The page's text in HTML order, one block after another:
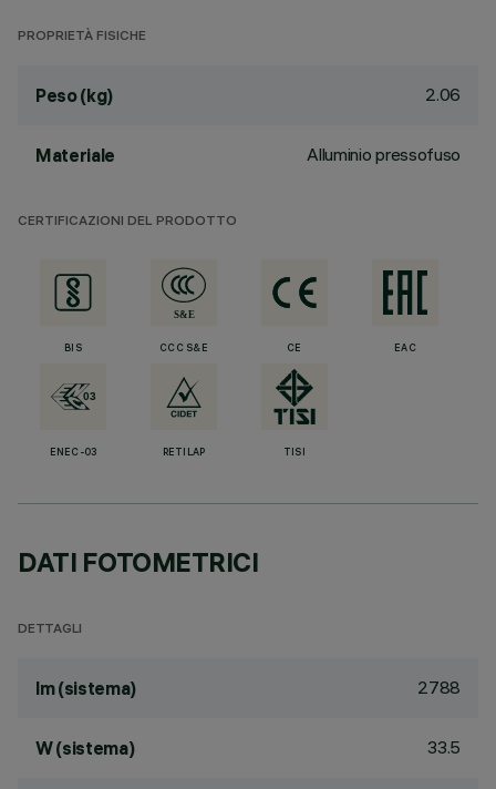
PROPRIETÀ FISICHE
Peso (kg) 2.06
Materiale Alluminio pressofuso
CERTIFICAZIONI DEL PRODOTTO
BIS CCC S&E CE EAC
ENEC-03 RETILAP TISI
DATI FOTOMETRICI
DETTAGLI
lm (sistema) 2788
W (sistema) 33.5